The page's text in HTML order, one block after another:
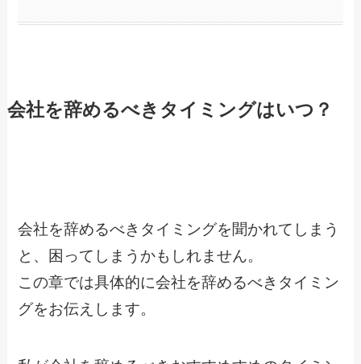
会社を辞めるべきタイミングはいつ？
会社を辞めるべきタイミングを聞かれてしまう
と、困ってしまうかもしれません。
この章では具体的に会社を辞めるべきタイミン
グをお伝えします。